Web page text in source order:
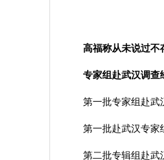
高福称从未说过不
专家组赴武汉调查
第一批专家组赴武
第一批赴武汉专家
第二批专辑组赴武